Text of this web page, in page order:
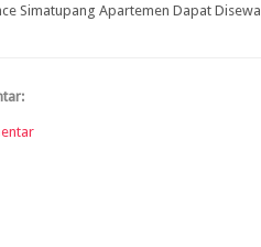
Simatupang Apartemen Dapat Disewa